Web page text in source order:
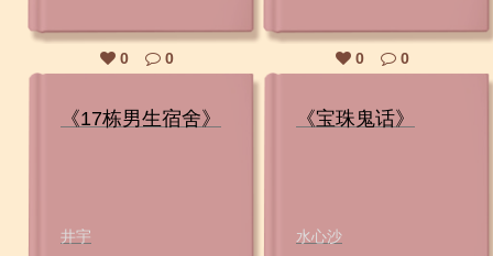
0 0 0 0
《17栋男生宿舍》
井宇
《宝珠鬼话》
水心沙